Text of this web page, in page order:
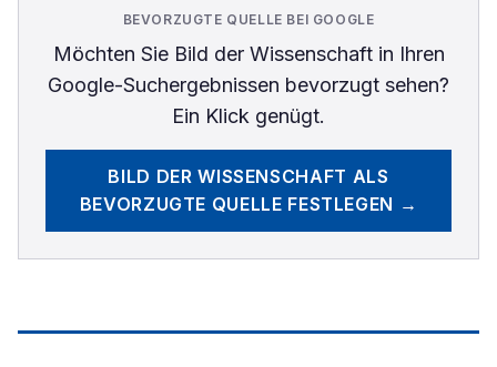
BEVORZUGTE QUELLE BEI GOOGLE
Möchten Sie Bild der Wissenschaftin Ihren
Google-Suchergebnissen bevorzugt sehen?
Ein Klick genügt.
BILD DER WISSENSCHAFT ALS
BEVORZUGTE QUELLE FESTLEGEN →